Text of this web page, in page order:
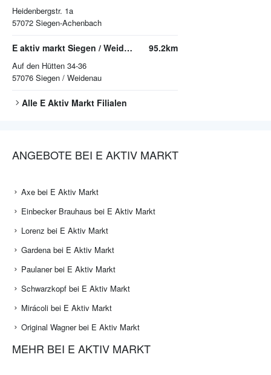
Heidenbergstr. 1a
57072 Siegen-Achenbach
E aktiv markt Siegen / Weidenau
Auf den Hütten 34-36
57076 Siegen / Weidenau
95.2km
Alle E Aktiv Markt Filialen
ANGEBOTE BEI E AKTIV MARKT
Axe bei E Aktiv Markt
Einbecker Brauhaus bei E Aktiv Markt
Lorenz bei E Aktiv Markt
Gardena bei E Aktiv Markt
Paulaner bei E Aktiv Markt
Schwarzkopf bei E Aktiv Markt
Mirácoli bei E Aktiv Markt
Original Wagner bei E Aktiv Markt
MEHR BEI E AKTIV MARKT